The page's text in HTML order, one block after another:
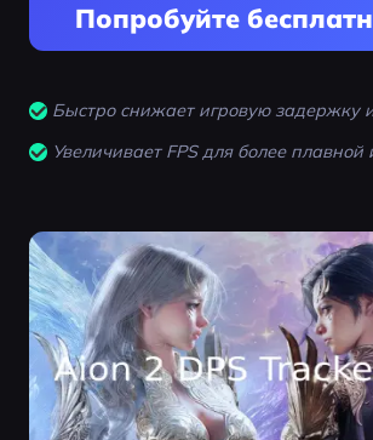
Попробуйте
Быстро снижает игровую задержку
Увеличивает FPS для более плавной